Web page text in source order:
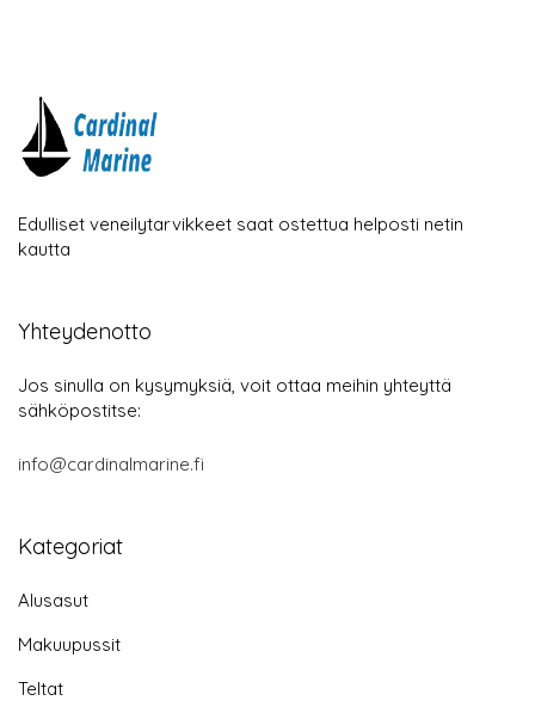
Edulliset veneilytarvikkeet saat ostettua helposti netin
kautta
Yhteydenotto
Jos sinulla on kysymyksiä, voit ottaa meihin yhteyttä
sähköpostitse:
info@cardinalmarine.fi
Kategoriat
Alusasut
Makuupussit
Teltat